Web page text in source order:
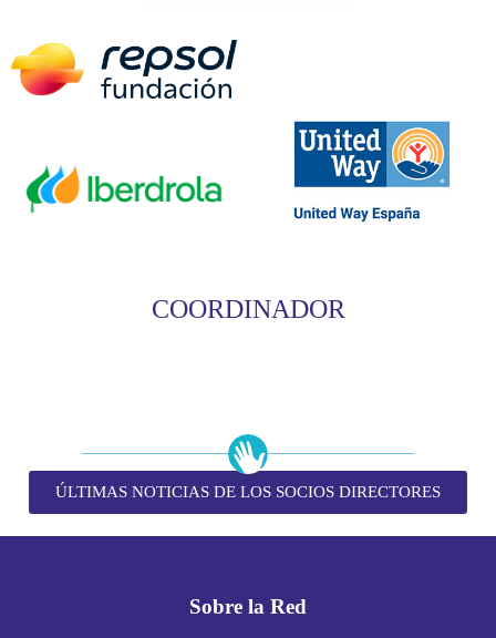
COORDINADOR
ÚLTIMAS NOTICIAS DE LOS SOCIOS DIRECTORES
Sobre la Red